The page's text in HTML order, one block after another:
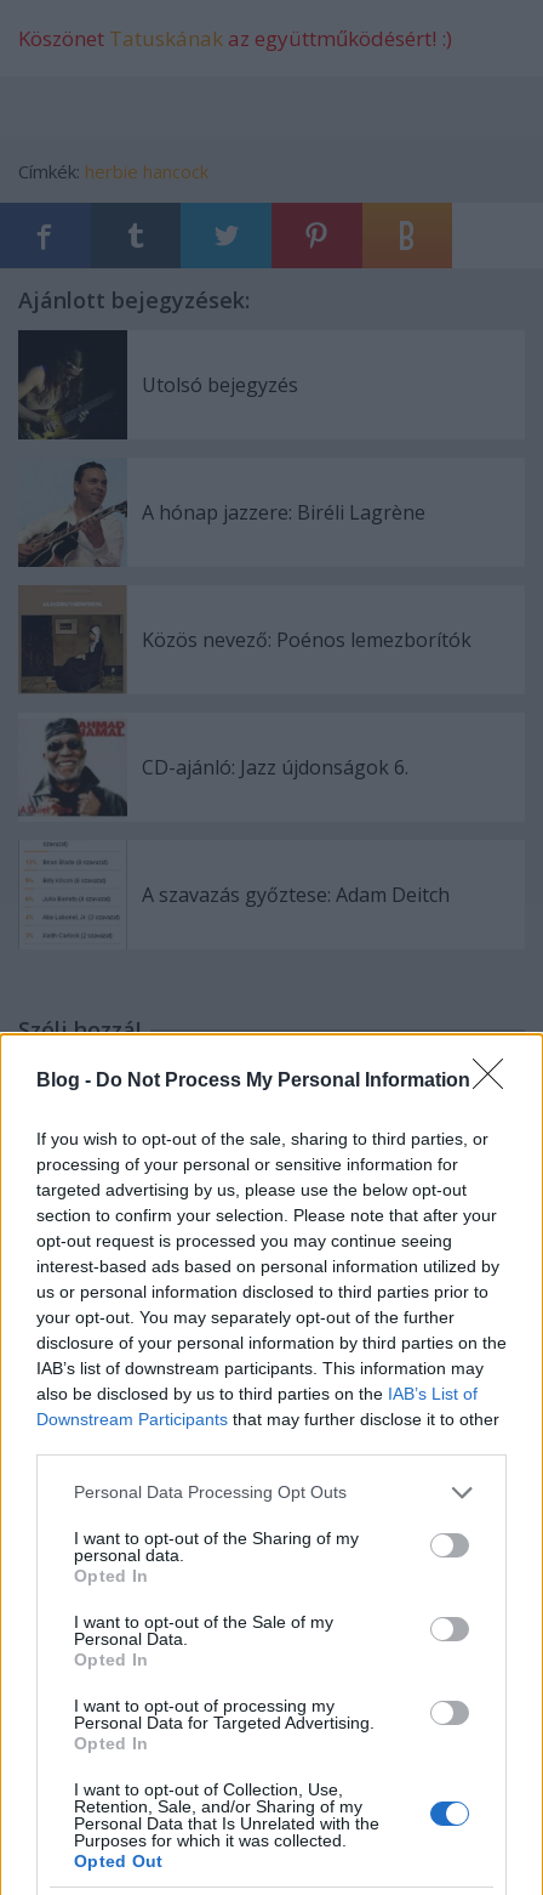
Blog - Do Not Process My Personal Information
If you wish to opt-out of the sale, sharing to third parties, or
processing of your personal or sensitive information for
targeted advertising by us, please use the below opt-out
section to confirm your selection. Please note that after your
opt-out request is processed you may continue seeing
interest-based ads based on personal information utilized by
us or personal information disclosed to third parties prior to
your opt-out. You may separately opt-out of the further
disclosure of your personal information by third parties on the
IAB’s list of downstream participants. This information may
also be disclosed by us to third parties on the IAB’s List of
Downstream Participants that may further disclose it to other
Please note that this website/app uses one or more Google
not limited to your visit or usage behaviour. You may click to
grant or deny consent to Google and its third-party tags to
use your data for below specified purposes in below Google
consent section.
Personal Data Processing Opt Outs
I want to opt-out of the Sharing of my
personal data.
Opted In
I want to opt-out of the Sale of my
Personal Data.
Opted In
I want to opt-out of processing my
Personal Data for Targeted Advertising.
Opted In
I want to opt-out of Collection, Use,
Retention, Sale, and/or Sharing of my
Personal Data that Is Unrelated with the
Purposes for which it was collected.
Opted Out
Köszönet Tatuskának az együttműködésért! :)
Címkék: herbie hancock
Ajánlott bejegyzések:
Utolsó bejegyzés
A hónap jazzere: Biréli Lagrène
Közös nevező: Poénos lemezborítók
CD-ajánló: Jazz újdonságok 6.
A szavazás győztese: Adam Deitch
Szólj hozzá!
A hozzászóláshoz be kell lépned!
VAGY
turorudi
18 éve
semmit.
Hancock arra utalt, hogy 17-ben van a dal, vagyis
Sonya Kitchell szerintem inkább az albumon éneklő
Norah Jones hang-hasonmása akart lenni, Mitchell
tónusa azért más.
És a Fazioli nyilvánvalóan nem Hancock zongorája